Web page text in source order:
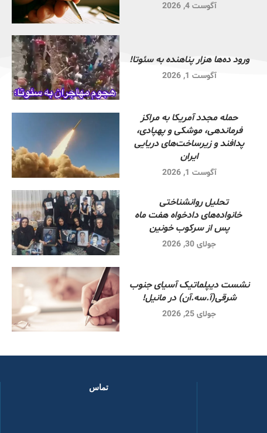
آگوست 4, 2026
ورود ده‌ها هزار پناهنده به سئوتا!
آگوست 1, 2026
حمله مجدد آمریکا به مراکز
فرماندهی، موشکی و پهپادی،
پدافند و زیرساخت‌های دریایی
ایران
آگوست 1, 2026
تحلیل روانشناختی
خانواده‌های دادخواه هفت ماه
پس از سرکوب خونین
جولای 30, 2026
نشست دیپلماتیک آسیای جنوب
شرقی‌(آ.سه.آن) در مانیل!
جولای 25, 2026
تماس